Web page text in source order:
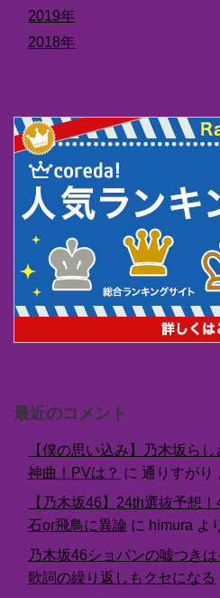
2019年
2018年
最近のコメント
【僕の思い込み】乃木坂ら
神曲！PVは？ に 通りすがり
【乃木坂46】24th選抜予想
石or飛鳥に異論 に himura よ
乃木坂46ショパンの嘘つき
歌詞の繰り返しもクセになる